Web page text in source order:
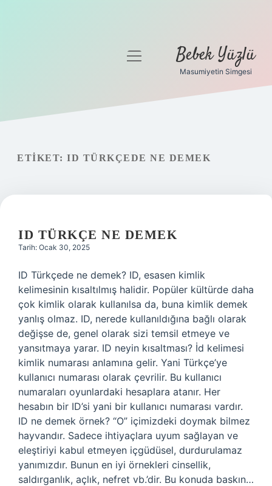
Gizlilik Politikası
menüyü
Bebek Yüzlü
Masumiyetin Simgesi
ETIKET: ID TÜRKÇEDE NE DEMEK
ID TÜRKÇE NE DEMEK
Tarih: Ocak 30, 2025
ID Türkçede ne demek? ID, esasen kimlik
kelimesinin kısaltılmış halidir. Popüler kültürde daha
çok kimlik olarak kullanılsa da, buna kimlik demek
yanlış olmaz. ID, nerede kullanıldığına bağlı olarak
değişse de, genel olarak sizi temsil etmeye ve
yansıtmaya yarar. ID neyin kısaltması? İd kelimesi
kimlik numarası anlamına gelir. Yani Türkçe’ye
kullanıcı numarası olarak çevrilir. Bu kullanıcı
numaraları oyunlardaki hesaplara atanır. Her
hesabın bir ID’si yani bir kullanıcı numarası vardır.
ID ne demek örnek? “O” içimizdeki doymak bilmez
hayvandır. Sadece ihtiyaçlara uyum sağlayan ve
eleştiriyi kabul etmeyen içgüdüsel, durdurulamaz
yanımızdır. Bunun en iyi örnekleri cinsellik,
saldırganlık, açlık, nefret vb.’dir. Bu konuda baskın…